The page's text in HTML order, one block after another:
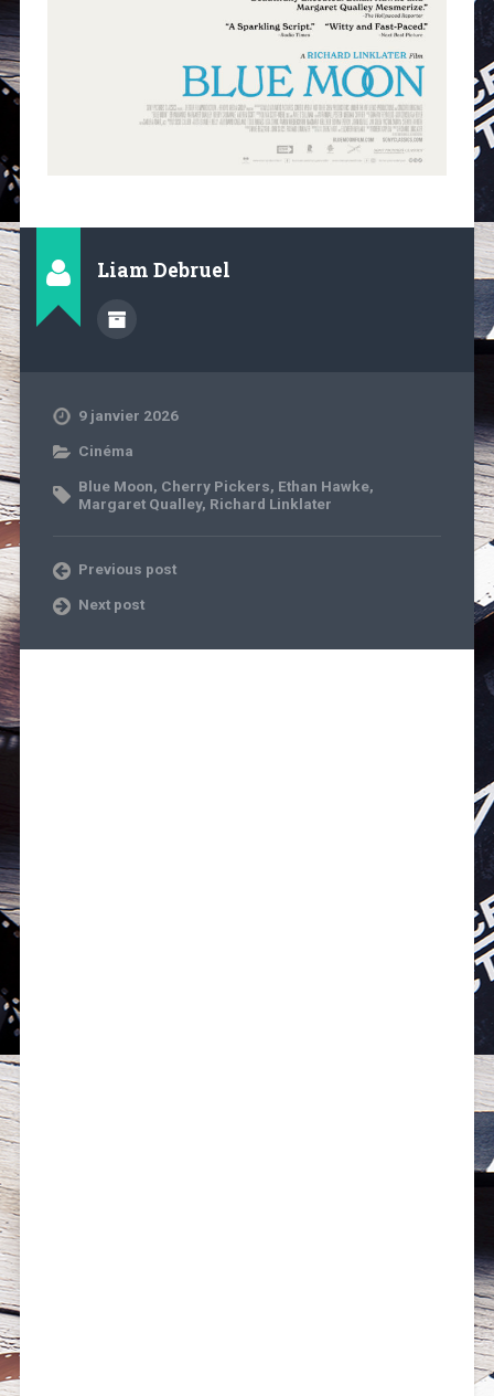
Liam Debruel
9 janvier 2026
Cinéma
Blue Moon, Cherry Pickers, Ethan Hawke,
Margaret Qualley, Richard Linklater
Previous post
Next post